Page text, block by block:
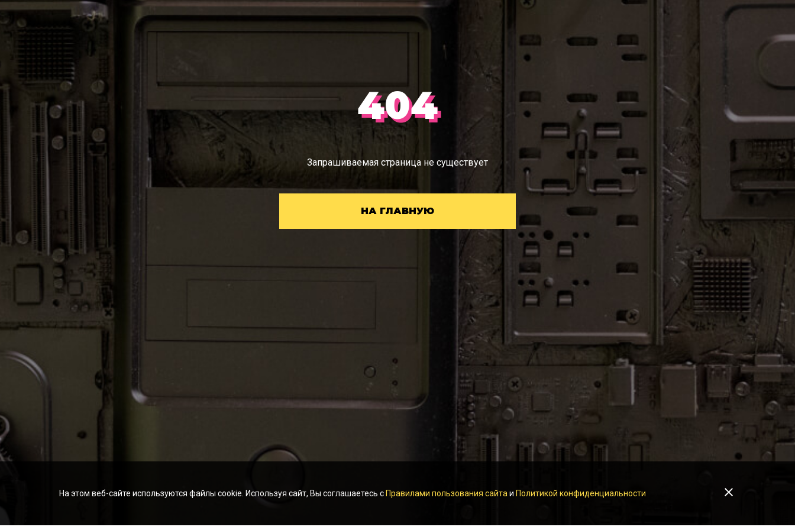
404
Запрашиваемая страница не существует
НА ГЛАВНУЮ
На этом веб-сайте используются файлы cookie. Используя сайт, Вы соглашаетесь с Правилами пользования сайта и Политикой конфиденциальности